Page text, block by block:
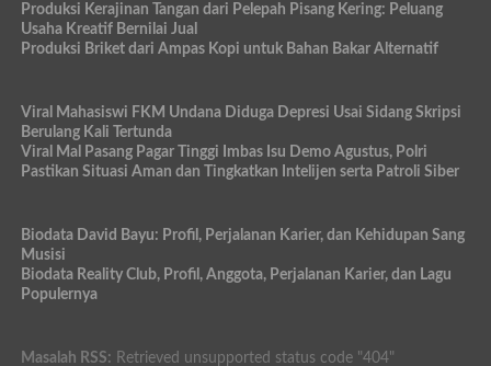
Produksi Kerajinan Tangan dari Pelepah Pisang Kering: Peluang
Usaha Kreatif Bernilai Jual
Produksi Briket dari Ampas Kopi untuk Bahan Bakar Alternatif
Viral Mahasiswi FKM Undana Diduga Depresi Usai Sidang Skripsi
Berulang Kali Tertunda
Viral Mal Pasang Pagar Tinggi Imbas Isu Demo Agustus, Polri
Pastikan Situasi Aman dan Tingkatkan Intelijen serta Patroli Siber
Biodata David Bayu: Profil, Perjalanan Karier, dan Kehidupan Sang
Musisi
Biodata Reality Club, Profil, Anggota, Perjalanan Karier, dan Lagu
Populernya
Masalah RSS: Retrieved unsupported status code "404"